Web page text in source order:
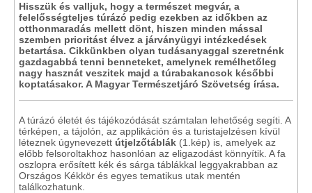
Hisszük és valljuk, hogy a természet megvár, a
felelősségteljes túrázó pedig ezekben az időkben az
otthonmaradás mellett dönt, hiszen minden mással
szemben prioritást élvez a járványügyi intézkedések
betartása. Cikkünkben olyan tudásanyaggal szeretnénk
gazdagabbá tenni benneteket, amelynek remélhetőleg
nagy hasznát veszitek majd a túrabakancsok későbbi
koptatásakor. A Magyar Természetjáró Szövetség írása.
A túrázó életét és tájékozódását számtalan lehetőség segíti. A
térképen, a tájolón, az applikáción és a turistajelzésen kívül
léteznek úgynevezett útjelzőtáblák (1.kép) is, amelyek az
előbb felsoroltakhoz hasonlóan az eligazodást könnyítik. A fa
oszlopra erősített kék és sárga táblákkal leggyakrabban az
Országos Kékkör és egyes tematikus utak mentén
találkozhatunk.